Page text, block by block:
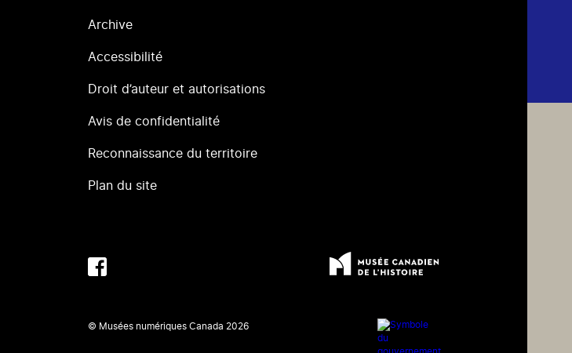
Archive
Accessibilité
Droit d’auteur et autorisations
Avis de confidentialité
Reconnaissance du territoire
Plan du site
© Musées numériques Canada 2026